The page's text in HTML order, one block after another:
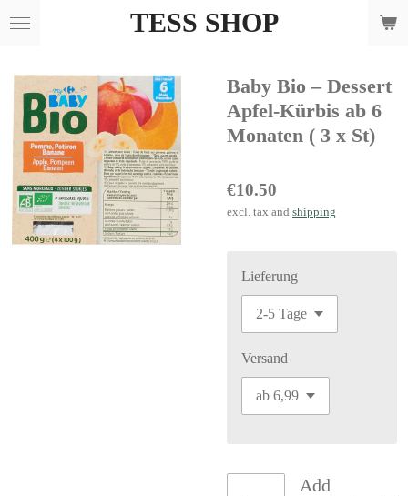
Skip
TESS SHOP
Baby Bio – Dessert
Apfel-Kürbis ab 6
Monaten ( 3 x St)
€10.50
excl. tax and shipping
Lieferung
Versand
Add